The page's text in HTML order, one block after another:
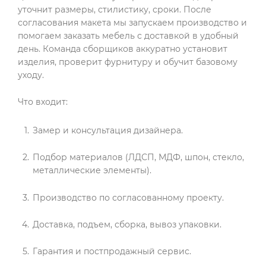
уточнит размеры, стилистику, сроки. После
согласования макета мы запускаем производство и
помогаем заказать мебель с доставкой в удобный
день. Команда сборщиков аккуратно установит
изделия, проверит фурнитуру и обучит базовому
уходу.
Что входит:
Замер и консультация дизайнера.
Подбор материалов (ЛДСП, МДФ, шпон, стекло,
металлические элементы).
Производство по согласованному проекту.
Доставка, подъем, сборка, вывоз упаковки.
Гарантия и постпродажный сервис.